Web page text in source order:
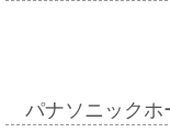
パナソニック